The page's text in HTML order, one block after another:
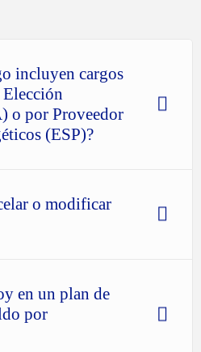
incluyen cargos
o por Proveedor
(ESP)?
o modificar
en un plan de
por